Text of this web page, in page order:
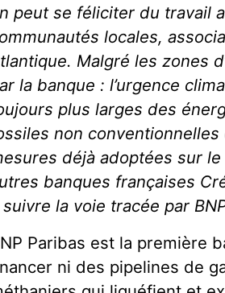
peut se féliciter du travail
locales,
Malgré les zones
la banque : l’urgence
plus larges des
non conventionnelles
déjà adoptées sur
banques françaises
suivre la voie tracée par
Paribas est la première
ni des pipelines de